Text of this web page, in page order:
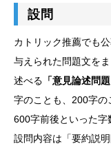
設問
カトリック推薦でも
与えられた問題文を
述べる 「意見論述問題
字のことも、200字
600字前後といった字
設問内容は「要約説